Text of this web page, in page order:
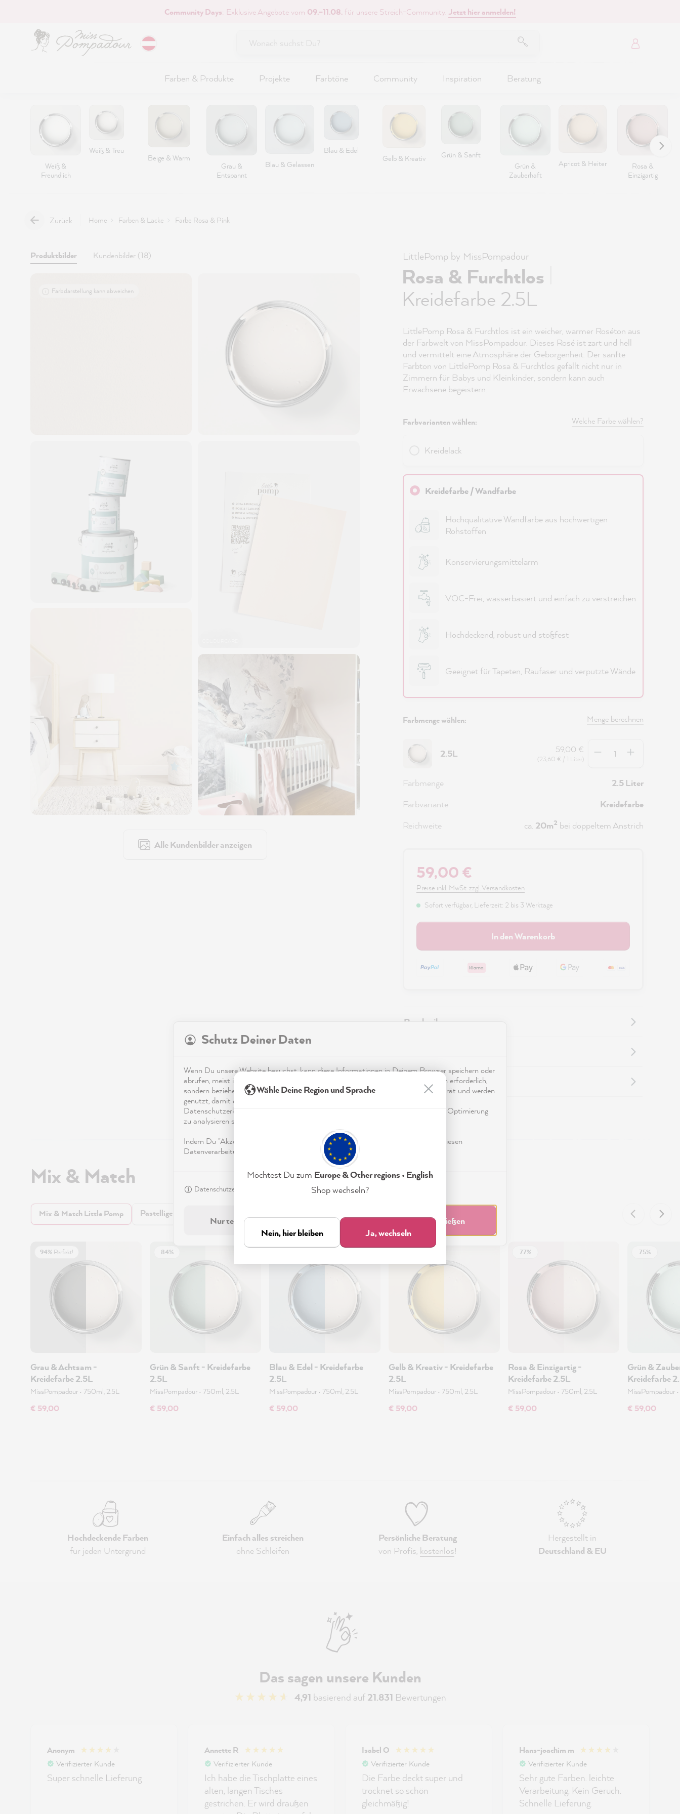
Community Days: Exklusive Angebote vom 09.–11.08.für unsere Streich-Community. Jetzt hier anmelden!
Farben & Produkte Projekte Farbtöne Community Inspiration Beratung
Weiß &
Freundlich
Weiß & Treu
Beige & Warm
Grau &
Entspannt
Blau & Gelassen
Blau & Edel
Gelb & Kreativ
Grün & Sanft
Grün &
Zauberhaft
Apricot & Heiter
Rosa &
Einzigartig
Zurück Home Farben & Lacke Farbe Rosa & Pink
Produktbilder Kundenbilder (18)
Alle Kundenbilder anzeigen
Farbdarstellung kann abweichen
LittlePomp by MissPompadour
Rosa & Furchtlos
Kreidefarbe 2.5L
LittlePomp Rosa & Furchtlos ist ein weicher, warmer Roséton aus
der Farbwelt von MissPompadour. Dieses Rosé ist zart und hell
und vermittelt eine Atmosphäre der Geborgenheit. Der sanfte
Farbton von LittlePomp Rosa & Furchtlos gefällt nicht nur in
Zimmern für Babys und Kleinkinder, sondern kann auch
Erwachsene begeistern.
Farbvarianten wählen: Welche Farbe wählen?
Kreidelack
Kreidefarbe / Wandfarbe
Hochqualitative Wandfarbe aus hochwertigen
Rohstoffen
Konservierungsmittelarm
VOC-Frei, wasserbasiert und einfach zu verstreichen
Hochdeckend, robust und stoßfest
Geeignet für Tapeten, Raufaser und verputzte Wände
Farbmenge wählen: Menge berechnen
2.5L 59,00 €
(23,60 € / 1 Liter)
Farbmenge
2.5 Liter
Farbvariante
Kreidefarbe
Reichweite
ca. 20m2 bei doppeltem Anstrich
59,00 €
Preise inkl. MwSt. zzgl. Versandkosten
Sofort verfügbar, Lieferzeit: 2 bis 3 Werktage
In den Warenkorb
Beschreibung
Sicherheitsinformationen
Mix & Match
Mix & Match Little Pomp Pastellige Farben
94% Perfekt!
Grau & Achtsam -
Kreidefarbe 2.5L
MissPompadour • 750ml, 2.5L
€ 59,00
84%
Grün & Sanft - Kreidefarbe
2.5L
MissPompadour • 750ml, 2.5L
€ 59,00
Blau & Edel - Kreidefarbe
2.5L
MissPompadour • 750ml, 2.5L
€ 59,00
Gelb & Kreativ - Kreidefarbe
2.5L
MissPompadour • 750ml, 2.5L
€ 59,00
77%
Rosa & Einzigartig -
Kreidefarbe 2.5L
MissPompadour • 750ml, 2.5L
€ 59,00
75%
Grün &
Kreidefarbe
MissPompadour •
€ 59,00
Hochdeckende Farben
für jeden Untergrund
Einfach alles streichen
ohne Schleifen
Persönliche Beratung
von Profis, kostenlos!
Hergestellt in
Deutschland & EU
Das sagen unsere Kunden
4,91 basierend auf 21.831 Bewertungen
Anonym
Verifizierter Kunde
Super schnelle Lieferung
Annette R
Verifizierter Kunde
Ich habe die Tischplatte eines
alten, langen Tisches
gestrichen. Er wird draußen
Isabel O
Verifizierter Kunde
Die Farbe deckt super und
trocknet so schön
gleichmäßig!
Hans-joachim m
Verifizierter Kunde
Sehr gute Farben. leichte
Verarbeitung. Kein Geruch.
Schnelle Lieferung.
Schutz Deiner Daten
Wenn Du unsere Website besuchst, kann diese Informationen in Deinem Browser speichern oder
abrufen, meist in Form von Cookies. Diese Informationen sind nicht nur technisch erforderlich,
sondern beziehen sich möglicherweise auf Dich, Deine Einstellungen oder Dein Gerät und werden
genutzt, damit die Website wie erwartet funktioniert und um mittels den in der
Datenschutzerklärung genannten Dienste Deine Nutzung der Webseite für deren Optimierung
zu analysieren sowie Werbung zu betreiben und zu personalisieren.
Indem Du "Akzeptieren & Schließen" klickst, stimmst Du (jederzeit widerruflich) diesen
Datenverarbeitungen freiwillig zu.
Datenschutzerklärung Einstellungen
Akzeptieren & Schließen
Nur technisch Erforderliche
Wähle Deine Region und Sprache
Möchtest Du zum Europe & Other regions • English
Shop wechseln?
Nein, hier bleiben Ja, wechseln